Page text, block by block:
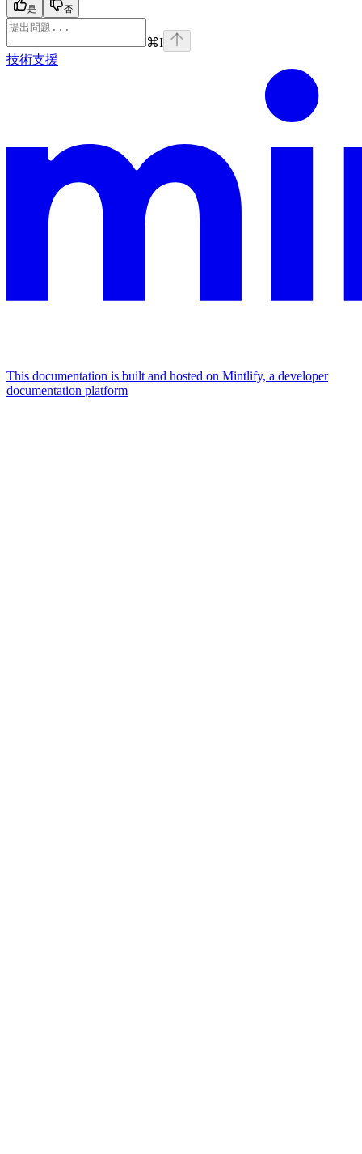
是 否
⌘I
技術支援
This documentation is built and hosted on Mintlify, a developer
documentation platform